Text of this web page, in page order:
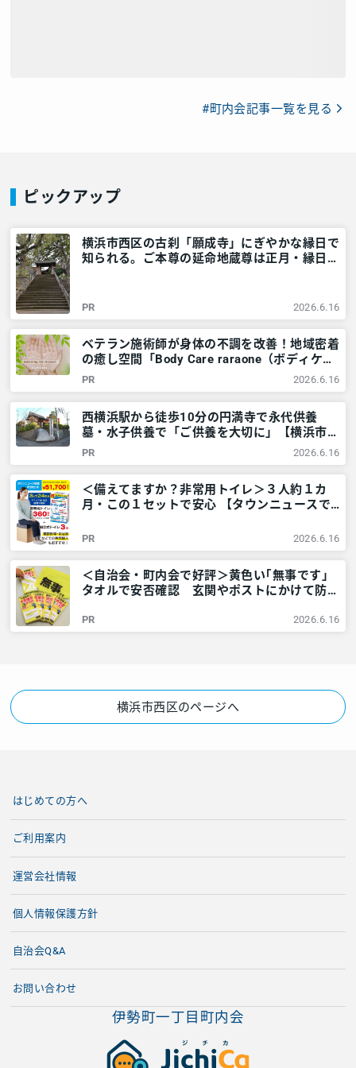
#町内会記事一覧を見る
ピックアップ
横浜市西区の古刹「願成寺」にぎやかな縁日で
知られる。ご本尊の延命地蔵尊は正月・縁日に
PR 2026.6.16
ベテラン施術師が身体の不調を改善！地域密着
の癒し空間「Body Care raraone（ボディケア
ララワン）」＠横浜市西区 – 神奈川・東京多
摩のご近所情報 – レアリア
PR 2026.6.16
西横浜駅から徒歩10分の円満寺で永代供養
墓・水子供養で「ご供養を大切に」【横浜市西
区】 – 神奈川・東京多摩のご近所情報 – レア
リア
PR 2026.6.16
＜備えてますか？非常用トイレ＞３人約１カ
月・この１セットで安心 【タウンニュースで
レアリア
PR 2026.6.16
＜自治会・町内会で好評＞黄色い｢無事です｣
タオルで安否確認 玄関やポストにかけて防災
アリア
PR 2026.6.16
横浜市西区のページへ
伊勢町一丁目町内会
はじめての方へ
ご利用案内
運営会社情報
個人情報保護方針
自治会Q&A
お問い合わせ